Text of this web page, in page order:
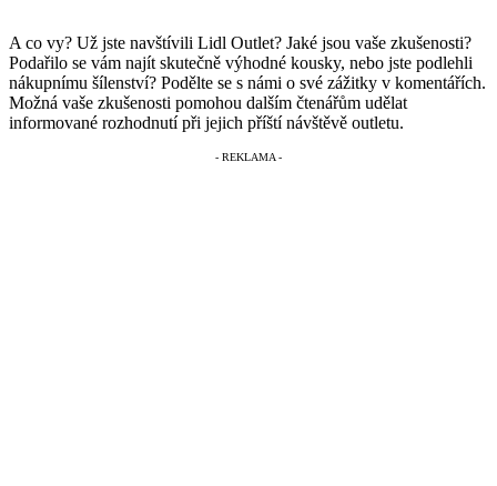
A co vy? Už jste navštívili Lidl Outlet? Jaké jsou vaše zkušenosti?
Podařilo se vám najít skutečně výhodné kousky, nebo jste podlehli
nákupnímu šílenství? Podělte se s námi o své zážitky v komentářích.
Možná vaše zkušenosti pomohou dalším čtenářům udělat
informované rozhodnutí při jejich příští návštěvě outletu.